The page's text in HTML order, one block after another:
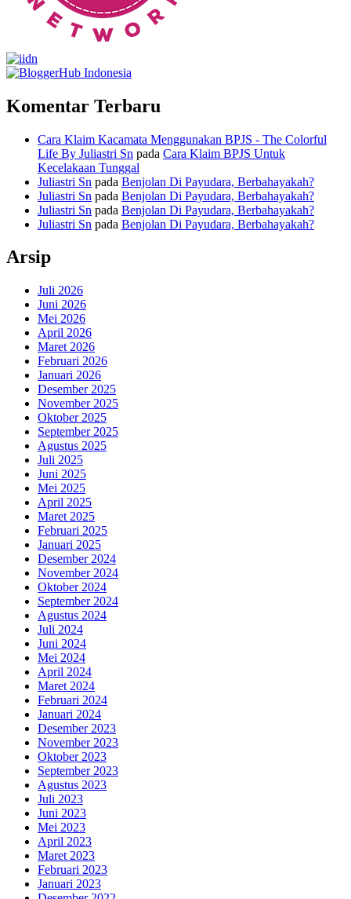
Komentar Terbaru
Cara Klaim Kacamata Menggunakan BPJS - The Colorful
Life By Juliastri Sn pada Cara Klaim BPJS Untuk
Kecelakaan Tunggal
Juliastri Sn pada Benjolan Di Payudara, Berbahayakah?
Juliastri Sn pada Benjolan Di Payudara, Berbahayakah?
Juliastri Sn pada Benjolan Di Payudara, Berbahayakah?
Juliastri Sn pada Benjolan Di Payudara, Berbahayakah?
Arsip
Juli 2026
Juni 2026
Mei 2026
April 2026
Maret 2026
Februari 2026
Januari 2026
Desember 2025
November 2025
Oktober 2025
September 2025
Agustus 2025
Juli 2025
Juni 2025
Mei 2025
April 2025
Maret 2025
Februari 2025
Januari 2025
Desember 2024
November 2024
Oktober 2024
September 2024
Agustus 2024
Juli 2024
Juni 2024
Mei 2024
April 2024
Maret 2024
Februari 2024
Januari 2024
Desember 2023
November 2023
Oktober 2023
September 2023
Agustus 2023
Juli 2023
Juni 2023
Mei 2023
April 2023
Maret 2023
Februari 2023
Januari 2023